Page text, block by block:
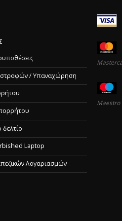
/ Υπαναχώρηση
Laptop
Λογαριασμών
Maestro